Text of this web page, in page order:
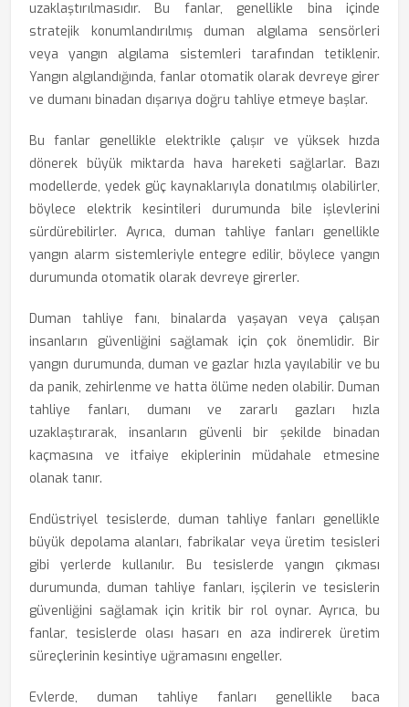
uzaklaştırılmasıdır. Bu fanlar, genellikle bina içinde
stratejik konumlandırılmış duman algılama sensörleri
veya yangın algılama sistemleri tarafından tetiklenir.
Yangın algılandığında, fanlar otomatik olarak devreye girer
ve dumanı binadan dışarıya doğru tahliye etmeye başlar.
Bu fanlar genellikle elektrikle çalışır ve yüksek hızda
dönerek büyük miktarda hava hareketi sağlarlar. Bazı
modellerde, yedek güç kaynaklarıyla donatılmış olabilirler,
böylece elektrik kesintileri durumunda bile işlevlerini
sürdürebilirler. Ayrıca, duman tahliye fanları genellikle
yangın alarm sistemleriyle entegre edilir, böylece yangın
durumunda otomatik olarak devreye girerler.
Duman tahliye fanı, binalarda yaşayan veya çalışan
insanların güvenliğini sağlamak için çok önemlidir. Bir
yangın durumunda, duman ve gazlar hızla yayılabilir ve bu
da panik, zehirlenme ve hatta ölüme neden olabilir. Duman
tahliye fanları, dumanı ve zararlı gazları hızla
uzaklaştırarak, insanların güvenli bir şekilde binadan
kaçmasına ve itfaiye ekiplerinin müdahale etmesine
olanak tanır.
Endüstriyel tesislerde, duman tahliye fanları genellikle
büyük depolama alanları, fabrikalar veya üretim tesisleri
gibi yerlerde kullanılır. Bu tesislerde yangın çıkması
durumunda, duman tahliye fanları, işçilerin ve tesislerin
güvenliğini sağlamak için kritik bir rol oynar. Ayrıca, bu
fanlar, tesislerde olası hasarı en aza indirerek üretim
süreçlerinin kesintiye uğramasını engeller.
Evlerde, duman tahliye fanları genellikle baca